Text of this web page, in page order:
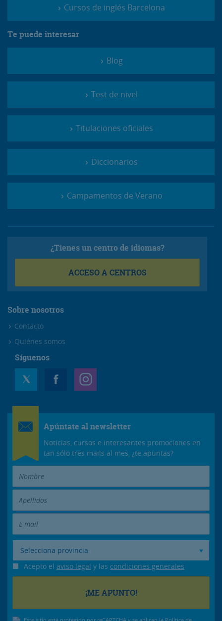
Cursos de inglés Barcelona
Te puede interesar
Blog
Test de nivel
Titulaciones oficiales
Diccionarios
Campamentos de Verano
¿Tienes un centro de idiomas?
ACCESO A CENTROS
Sobre nosotros
Contacto
Quiénes somos
Síguenos
Apúntate al newsletter
Noticias, cursos e interesantes promociones en
tan sólo tres mails al mes, ¿te apuntas?
Selecciona provincia
Acepto el aviso legal y las condiciones generales